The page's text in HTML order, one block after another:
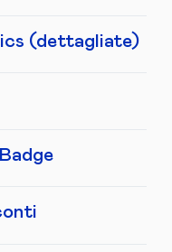
(dettagliate)